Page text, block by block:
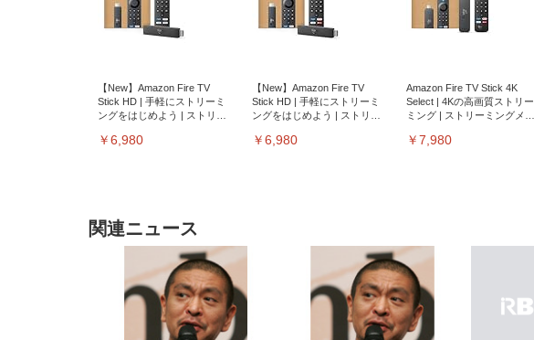
【New】Amazon Fire TV
Stick HD | 手軽にストリーミ
ングをはじめよう | ストリー
￥6,980
【New】Amazon Fire TV
Stick HD | 手軽にストリーミ
ングをはじめよう | ストリー
￥6,980
Amazon Fire TV Stick 4K
Select | 4Kの高画質ストリー
ミング | ストリーミングメデ
￥7,980
関連ニュース